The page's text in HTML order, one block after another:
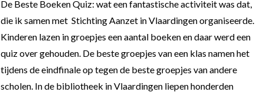
De Beste Boeken Quiz: wat een fantastische activiteit was dat,
die ik samen met Stichting Aanzet in Vlaardingen organiseerde.
Kinderen lazen in groepjes een aantal boeken en daar werd een
quiz over gehouden. De beste groepjes van een klas namen het
tijdens de eindfinale op tegen de beste groepjes van andere
scholen. In de bibliotheek in Vlaardingen liepen honderden